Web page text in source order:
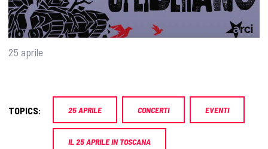
25 aprile
TOPICS: 25 APRILE CONCERTI EVENTI
IL 25 APRILE IN TOSCANA